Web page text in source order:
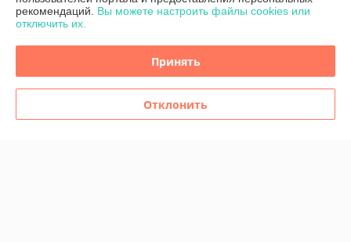
Сайт создан на платформе Deal.by
рекомендаций. Вы можете настроить файлы cookies или
отключить их.
Принять
Отклонить